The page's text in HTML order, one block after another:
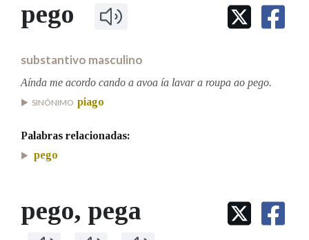
IDENTIDADE CORPORATIVA
MARCIAL DEL ADALID
FIGURAS HOMENAXEADAS
PRIMAVERA DAS LETRAS
Facebook
TwitterYoutubeInstagram
Bluesky
BUSCAR NOS LEMAS
Remata por
Contén
BUSCAR NO CONTIDO
pego
substantivo masculino
Aínda me acordo cando a avoa ía lavar a roupa ao pego.
SINÓNIMO piago
Palabras relacionadas:
pego
pego, pega